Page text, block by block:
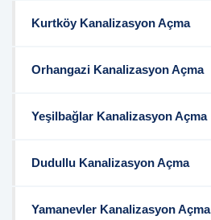
Kurtköy Kanalizasyon Açma
Orhangazi Kanalizasyon Açma
Yeşilbağlar Kanalizasyon Açma
Dudullu Kanalizasyon Açma
Yamanevler Kanalizasyon Açma